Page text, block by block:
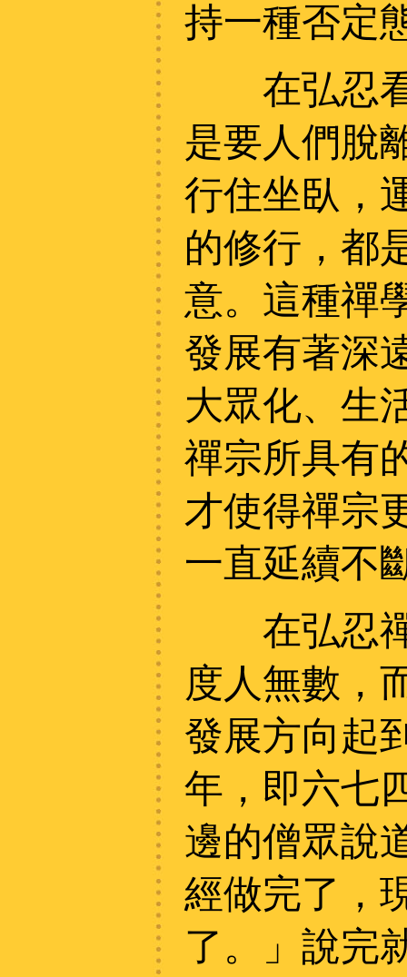
持一種否定
在弘忍看
是要人們脫
行住坐臥，
的修行，都
意。這種禪
發展有著深
大眾化、生
禪宗所具有
才使得禪宗
一直延續不
在弘忍禪
度人無數，
發展方向起
年，即六七
邊的僧眾說
經做完了，
了。」說完